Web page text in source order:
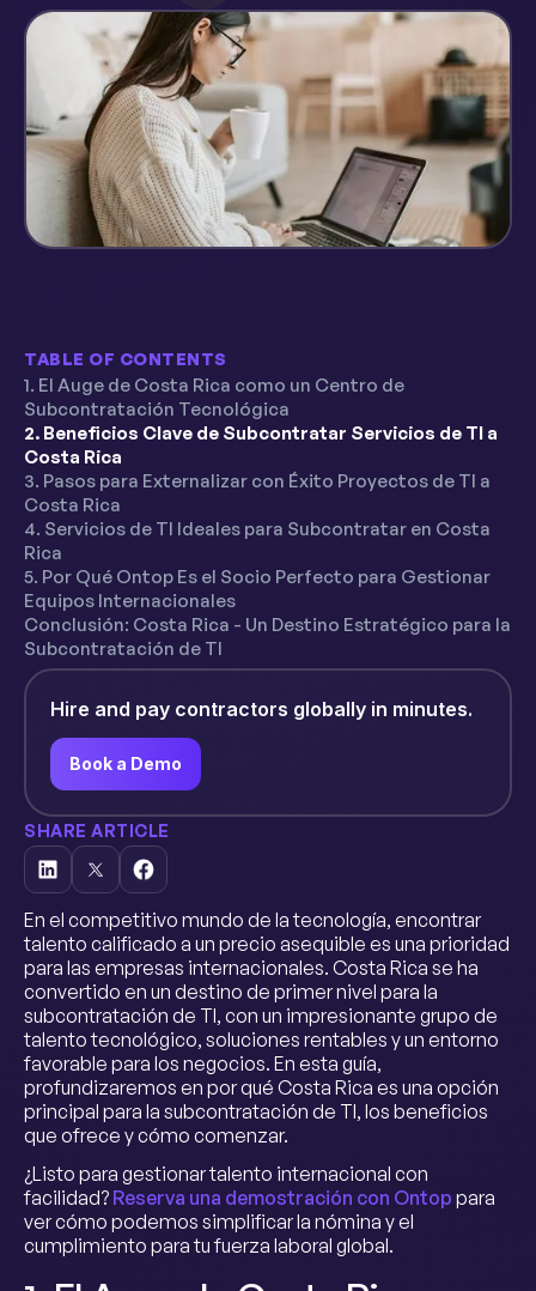
TABLE OF CONTENTS
1. El Auge de Costa Rica como un Centro de
Subcontratación Tecnológica
2. Beneficios Clave de Subcontratar Servicios de TI a
Costa Rica
3. Pasos para Externalizar con Éxito Proyectos de TI a
Costa Rica
4. Servicios de TI Ideales para Subcontratar en Costa
Rica
5. Por Qué Ontop Es el Socio Perfecto para Gestionar
Equipos Internacionales
Conclusión: Costa Rica - Un Destino Estratégico para la
Subcontratación de TI
Hire and pay contractors globally in minutes.
Book a Demo
SHARE ARTICLE
En el competitivo mundo de la tecnología, encontrar
talento calificado a un precio asequible es una prioridad
para las empresas internacionales. Costa Rica se ha
convertido en un destino de primer nivel para la
subcontratación de TI, con un impresionante grupo de
talento tecnológico, soluciones rentables y un entorno
favorable para los negocios. En esta guía,
profundizaremos en por qué Costa Rica es una opción
principal para la subcontratación de TI, los beneficios
que ofrece y cómo comenzar.
¿Listo para gestionar talento internacional con
facilidad? Reserva una demostración con Ontop para
ver cómo podemos simplificar la nómina y el
cumplimiento para tu fuerza laboral global.